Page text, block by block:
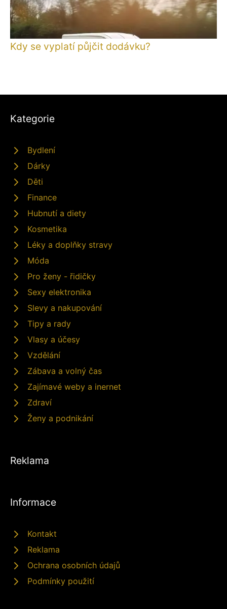
Kdy se vyplatí půjčit dodávku?
Kategorie
Bydlení
Dárky
Děti
Finance
Hubnutí a diety
Kosmetika
Léky a doplňky stravy
Móda
Pro ženy - řidičky
Sexy elektronika
Slevy a nakupování
Tipy a rady
Vlasy a účesy
Vzdělání
Zábava a volný čas
Zajímavé weby a inernet
Zdraví
Ženy a podnikání
Reklama
Informace
Kontakt
Reklama
Ochrana osobních údajů
Podmínky použití